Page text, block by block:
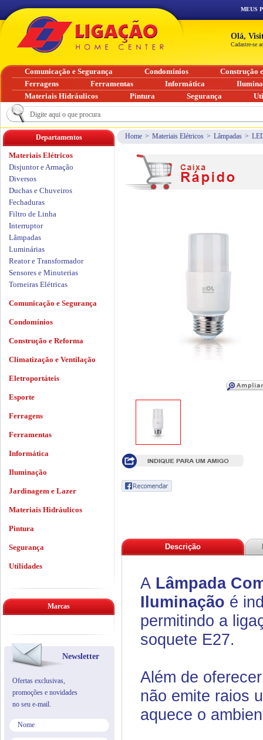
Home > Materiais Elétricos > Lâmpadas >
Descrição
A Lâmpada
Iluminação é
permitindo a
soquete E27.
Além de
não emite raios
aquece o
Departamentos
Materiais Elétricos
Disjuntor e Armação
Diversos
Duchas e Chuveiros
Fechaduras
Filtro de Linha
Interruptor
Lâmpadas
Luminárias
Reator e Transformador
Sensores e Minuterias
Torneiras Elétricas
Comunicação e Segurança
Condomínios
Construção e Reforma
Climatização e Ventilação
Eletroportáteis
Esporte
Ferragens
Ferramentas
Informática
Iluminação
Jardinagem e Lazer
Materiais Hidráulicos
Pintura
Segurança
Utilidades
Marcas
Newsletter
Ofertas exclusivas,
promoções e novidades
no seu e-mail.
MEUS
Olá,
Cadastre-se
Comunicação e Segurança Condomínios
Construção
Ferragens
Ferramentas Informática
Materiais Hidráulicos
Pintura Segurança